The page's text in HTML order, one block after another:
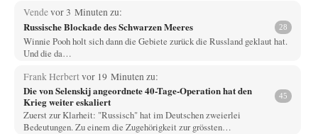
Vendevor 3 Minuten zu:
Russische Blockade des Schwarzen Meeres 28
Winnie Pooh holt sich dann die Gebiete zurück die Russland geklaut hat.
Und die da…
Frank Herbertvor 19 Minuten zu:
Die von Selenskij angeordnete 40-Tage-Operation hat den
Krieg weiter eskaliert
45
Zuerst zur Klarheit: "Russisch" hat im Deutschen zweierlei
Bedeutungen. Zu einem die Zugehörigkeit zur grössten…